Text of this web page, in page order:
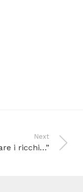
Next
i ricchi…”